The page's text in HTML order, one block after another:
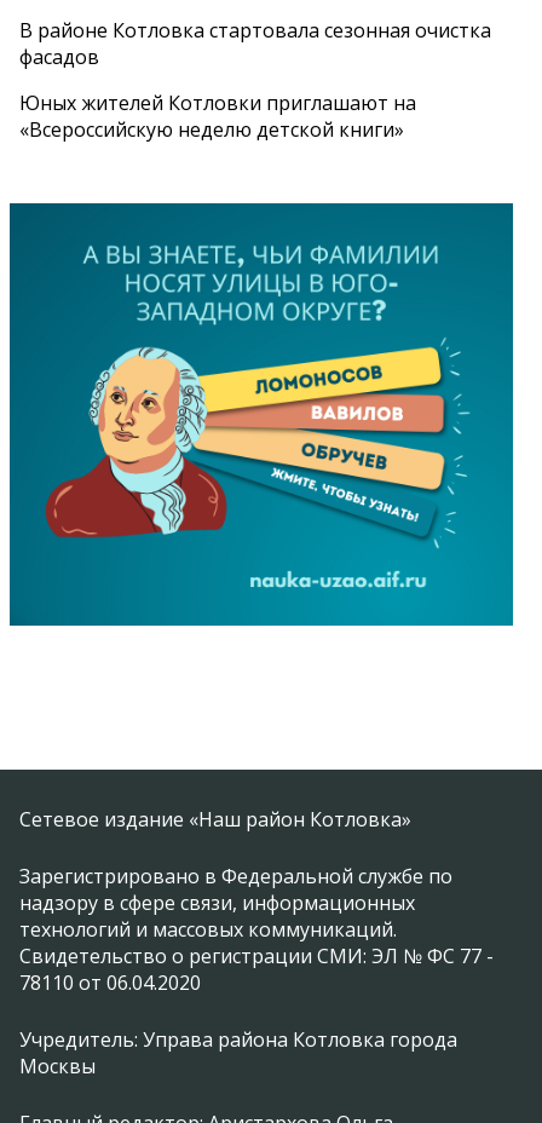
В районе Котловка стартовала сезонная очистка
фасадов
Юных жителей Котловки приглашают на
«Всероссийскую неделю детской книги»
Сетевое издание «Наш район Котловка»
Зарегистрировано в Федеральной службе по
надзору в сфере связи, информационных
технологий и массовых коммуникаций.
Свидетельство о регистрации СМИ: ЭЛ № ФС 77 -
78110 от 06.04.2020
Учредитель: Управа района Котловка города
Москвы